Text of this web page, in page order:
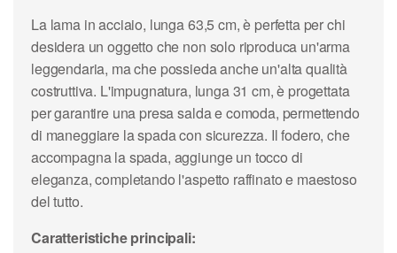
La lama in acciaio, lunga 63,5 cm, è perfetta per chi
desidera un oggetto che non solo riproduca un'arma
leggendaria, ma che possieda anche un'alta qualità
costruttiva. L'impugnatura, lunga 31 cm, è progettata
per garantire una presa salda e comoda, permettendo
di maneggiare la spada con sicurezza. Il fodero, che
accompagna la spada, aggiunge un tocco di
eleganza, completando l'aspetto raffinato e maestoso
del tutto.
Caratteristiche principali: